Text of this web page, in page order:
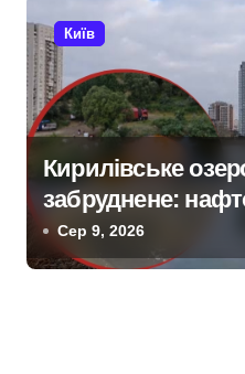
Київ
Кирилівське
забруднене:
потрапили у
російської атаки
Сер 9, 2026